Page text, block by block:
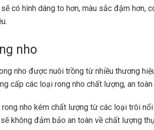
có hình dáng to hơn, màu sắc đậm hơn,
nho
nho được nuôi trồng từ nhiều thương
cấp các loại rong nho chất lượng, an
nho kém chất lượng từ các loại trôi
không đảm bảo an toàn về chất lượng